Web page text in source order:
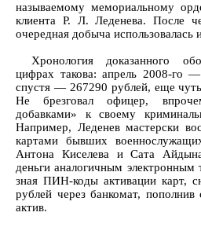
называемому мемориальному
клиента Р. Л. Леденева. После
очередная добыча использовалась
Хронология доказанного
цифрах такова: апрель 2008-го
спустя — 267290 рублей, еще
Не брезговал офицер,
добавками» к своему
Например, Леденев мастерски
картами бывших
Антона Киселева и Сата
деньги аналогичным
зная ПИН-коды активации карт,
рублей через банкомат,
актив.